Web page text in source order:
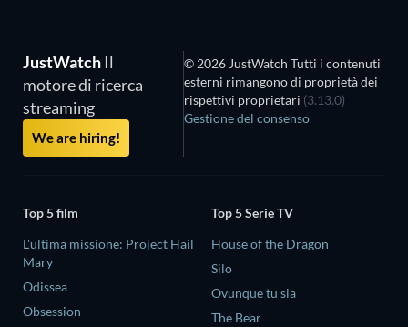
JustWatch Il
motore di ricerca
streaming
We are hiring!
© 2026 JustWatch Tutti i contenuti
esterni rimangono di proprietà dei
rispettivi proprietari (3.13.0)
Gestione del consenso
Top 5 film
L'ultima missione: Project Hail
Mary
Odissea
Obsession
Top 5 Serie TV
House of the Dragon
Silo
Ovunque tu sia
The Bear